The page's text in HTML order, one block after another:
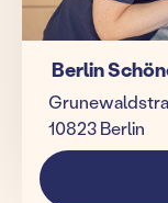
Berlin
10823 Berlin